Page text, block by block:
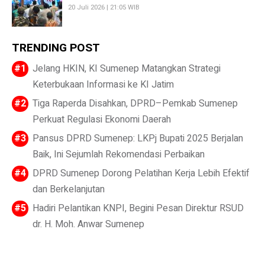
20 Juli 2026 | 21:05 WIB
TRENDING POST
Jelang HKIN, KI Sumenep Matangkan Strategi
Keterbukaan Informasi ke KI Jatim
Tiga Raperda Disahkan, DPRD–Pemkab Sumenep
Perkuat Regulasi Ekonomi Daerah
Pansus DPRD Sumenep: LKPj Bupati 2025 Berjalan
Baik, Ini Sejumlah Rekomendasi Perbaikan
DPRD Sumenep Dorong Pelatihan Kerja Lebih Efektif
dan Berkelanjutan
Hadiri Pelantikan KNPI, Begini Pesan Direktur RSUD
dr. H. Moh. Anwar Sumenep